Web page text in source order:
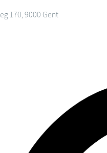
170, 9000 Gent